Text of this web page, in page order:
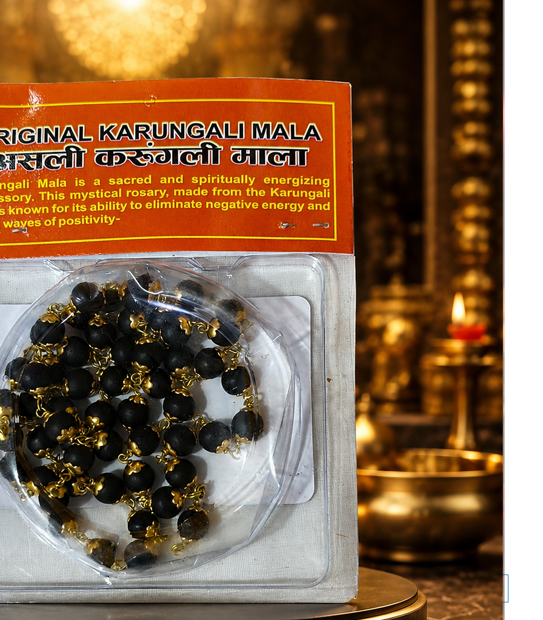
WHO SHOULD USE IT?
✔ व्यापारी एवं बिजनेस ओनर
✔ नौकरी में सफलता चाहने वाले
✔ विद्यार्थी
✔ आध्यात्मिक साधक
✔ धन एवं समृद्धि चाहने वाले लोग
✔ ध्यान और योग करने वाले व्यक्ति
HOW TO USE?
1️⃣ स्नान के बाद स्वच्छ स्थान पर बैठें
2️⃣ माला हाथ में लें (दाहिने हाथ से)
3️⃣ मंत्र जाप करें: 👉 “ॐ श्रीं महालक्ष्म्यै नमः”
4️⃣ 108 बार जाप पूर्ण करें
5️⃣ सुमेरु (गुरु बीड) को पार न करें
6️⃣ जाप के बाद सुरक्षित रखें
IMPORTANT TIPS
✔ रोज एक निश्चित समय पर जाप करें
✔ माला को साफ और पवित्र रखें
✔ तर्जनी (Index Finger) का उपयोग न करें
✔ किसी अन्य को बिना कारण न दें
✔ पूजा स्थान में ही रखें
✔ श्रद्धा और विश्वास के साथ उपयोग करें
✔ रविवार/शुक्रवार को उपयोग अधिक शुभ
✔ जाप के बाद कपड़े के बैग में रखें
FAQ
Q1: कमलगट्टा माला किस लिए उपयोग होती है?
👉 लक्ष्मी पूजा, मंत्र जाप और ध्यान के लिए।
Q2: क्या इसे पहना जा सकता है?
👉 हाँ, पूजा के बाद पहनना शुभ माना जाता है।
Q3: इसमें कितने बीड्स होते हैं?
👉 108+1 बीड्स होते हैं।
Q4: कौन सा मंत्र सबसे अच्छा है?
👉 “ॐ श्रीं महालक्ष्म्यै नमः”
Q5: क्या यह सभी के लिए उपयोगी है?
👉 हाँ, पुरुष और महिलाएँ दोनों उपयोग कर सकते हैं।
मात्रा
कार्ट में जोड़ें अभी खरीदें